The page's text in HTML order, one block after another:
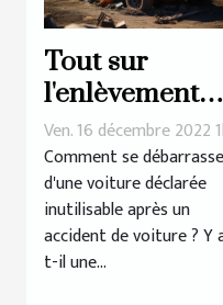
Tout sur
l'enlèvement
des épaves
Ven. 16 décembre 2022
Comment se
d'une voiture déclarée
inutilisable après un
accident de voiture ? Y
t-il une...